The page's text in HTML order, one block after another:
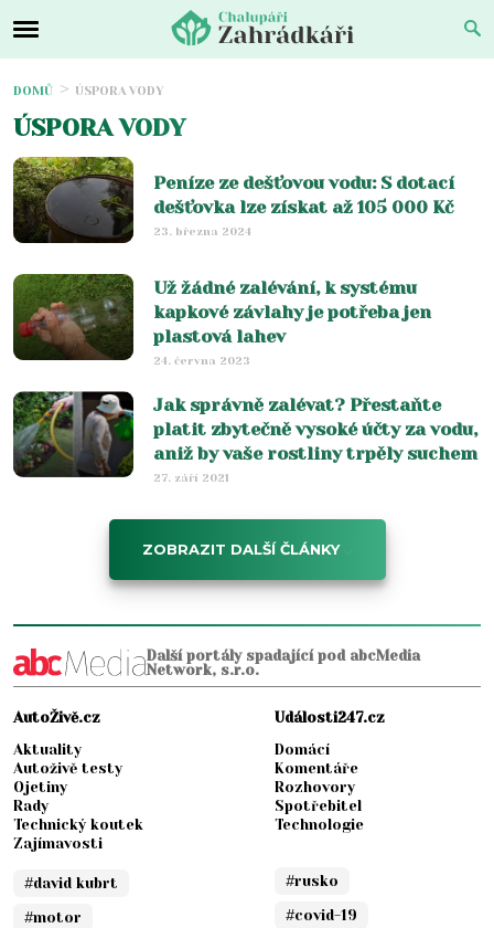
DOMŮ ÚSPORA VODY
ÚSPORA VODY
Peníze ze dešťovou vodu: S dotací
dešťovka lze získat až 105 000 Kč
23. března 2024
Už žádné zalévání, k systému
kapkové závlahy je potřeba jen
plastová lahev
24. června 2023
Jak správně zalévat? Přestaňte
platit zbytečně vysoké účty za vodu,
aniž by vaše rostliny trpěly suchem
27. září 2021
ZOBRAZIT DALŠÍ ČLÁNKY
Další portály spadající pod abcMedia
Network, s.r.o.
AutoŽivě.cz
Aktuality
Autoživě testy
Ojetiny
Rady
Technický koutek
Zajímavosti
#david kubrt
#motor
Události247.cz
Domácí
Komentáře
Rozhovory
Spotřebitel
Technologie
#rusko
#covid-19